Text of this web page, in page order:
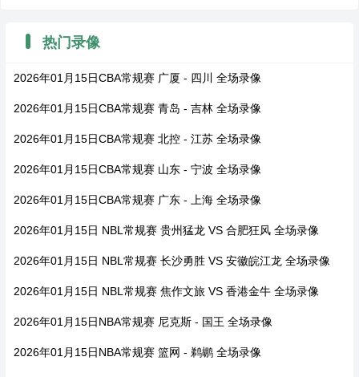
热门录像
2026年01月15日CBA常规赛 广厦 - 四川 全场录像
2026年01月15日CBA常规赛 青岛 - 吉林 全场录像
2026年01月15日CBA常规赛 北控 - 江苏 全场录像
2026年01月15日CBA常规赛 山东 - 宁波 全场录像
2026年01月15日CBA常规赛 广东 - 上海 全场录像
2026年01月15日 NBL常规赛 贵州猛龙 VS 合肥狂风 全场录像
2026年01月15日 NBL常规赛 长沙勇胜 VS 安徽皖江龙 全场录像
2026年01月15日 NBL常规赛 焦作文旅 VS 香港金牛 全场录像
2026年01月15日NBA常规赛 尼克斯 - 国王 全场录像
2026年01月15日NBA常规赛 篮网 - 鹈鹕 全场录像